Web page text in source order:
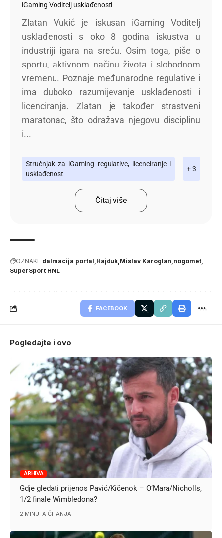
iGaming Voditelj usklađenosti
Zlatan Vukić je iskusan iGaming Voditelj
usklađenosti s oko 8 godina iskustva u
industriji igara na sreću. Osim toga, piše o
sportu, aktivnom načinu života i slobodnom
vremenu. Poznaje međunarodne regulative i
ima duboko razumijevanje usklađenosti i
licenciranja. Zlatan je također strastveni
maratonac, što odražava njegovu disciplinu
i...
Stručnjak za iGaming regulative, licenciranje i
usklađenost
+ 3
Čitaj više
OZNAKE dalmacija portal Hajduk Mislav Karoglan nogomet
SuperSport HNL
FACEBOOK
Pogledajte i ovo
ARHIVA
Gdje gledati prijenos Pavić/Kičenok – O’Mara/Nicholls,
1/2 finale Wimbledona?
2 MINUTA ČITANJA